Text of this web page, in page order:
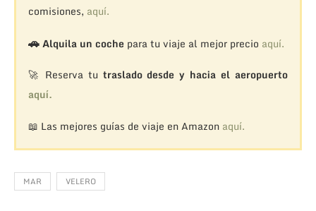
comisiones, aquí.
🚗Alquila un coche para tu viaje al mejor precio aquí.
🚀 Reserva tu traslado desde y hacia el aeropuerto
aquí.
📖 Las mejores guías de viaje en Amazon aquí.
MAR VELERO